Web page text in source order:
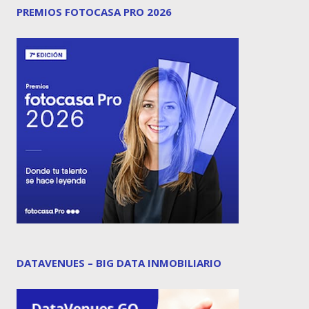
PREMIOS FOTOCASA PRO 2026
DATAVENUES – BIG DATA INMOBILIARIO